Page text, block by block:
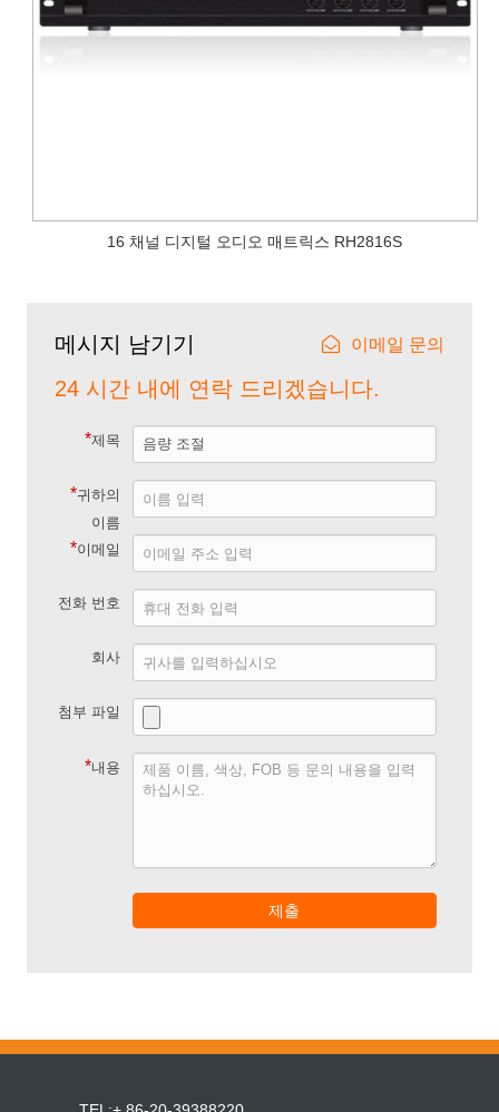
16 채널 디지털 오디오 매트릭스 RH2816S
메시지 남기기 이메일 문의
24 시간 내에 연락 드리겠습니다.
*제목
*귀하의
이름
*이메일
전화 번호
회사
첨부 파일
*내용
제출